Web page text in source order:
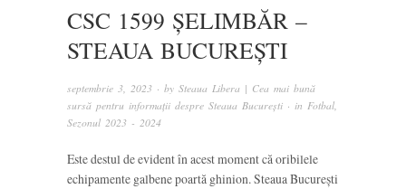
CSC 1599 ȘELIMBĂR –
STEAUA BUCUREȘTI
septembrie 3, 2023 · by Steaua Libera | Cea mai bună
sursă pentru informații despre Steaua București · in Fotbal,
Sezonul 2023 - 2024
Este destul de evident în acest moment că oribilele
echipamente galbene poartă ghinion. Steaua București